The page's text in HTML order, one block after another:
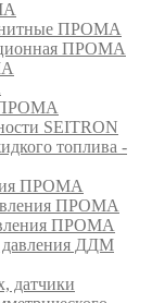
ПРОМА
ПРОМА
ПРОМА
SEITRON
топлива -
ПРОМА
ПРОМА
ПРОМА
давления ДДМ
датчики